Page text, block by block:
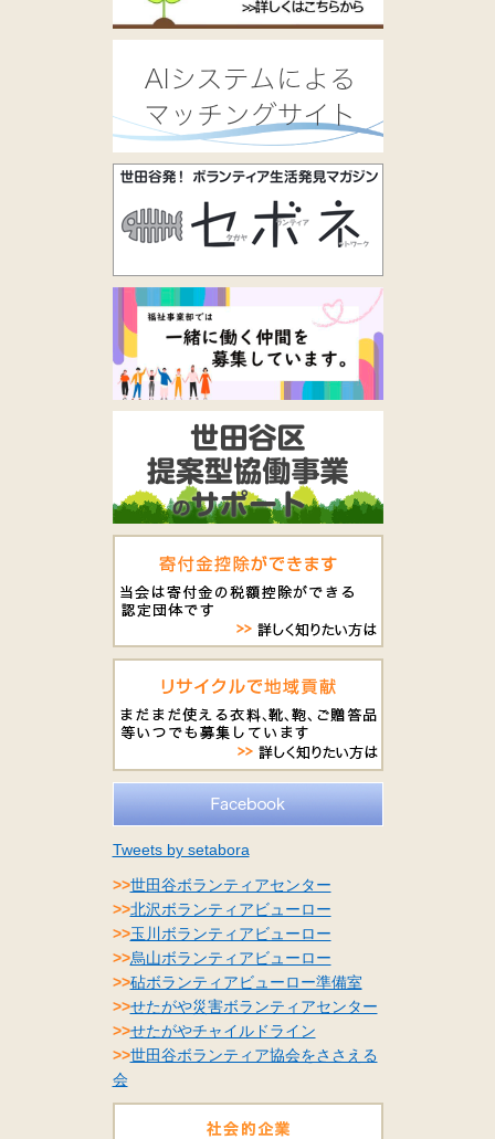
Tweets by setabora
>>世田谷ボランティアセンター
>>北沢ボランティアビューロー
>>玉川ボランティアビューロー
>>烏山ボランティアビューロー
>>砧ボランティアビューロー準備室
>>せたがや災害ボランティアセンター
>>せたがやチャイルドライン
>>世田谷ボランティア協会をささえる
会